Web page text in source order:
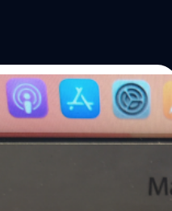
บน macOS
ต้องใช้คำสั่ง Terminal มาแล้ว
บนเครื่อง Mac แบบง่ายมาก